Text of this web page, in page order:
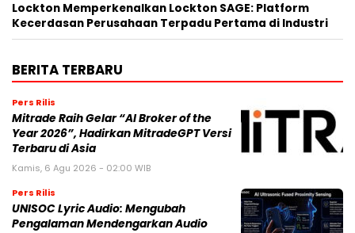
Lockton Memperkenalkan Lockton SAGE: Platform
Kecerdasan Perusahaan Terpadu Pertama di Industri
BERITA TERBARU
Pers Rilis
Mitrade Raih Gelar “AI Broker of the
Year 2026”, Hadirkan MitradeGPT Versi
Terbaru di Asia
Kamis, 6 Agu 2026 - 02:00 WIB
Pers Rilis
UNISOC Lyric Audio: Mengubah
Pengalaman Mendengarkan Audio